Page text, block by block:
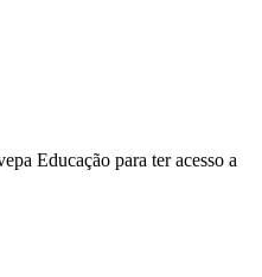
Educação para ter acesso a